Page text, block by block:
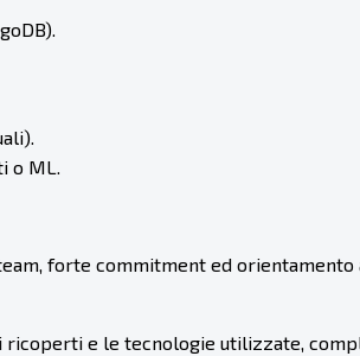
o ML.
forte commitment ed
e le tecnologie utilizzate,